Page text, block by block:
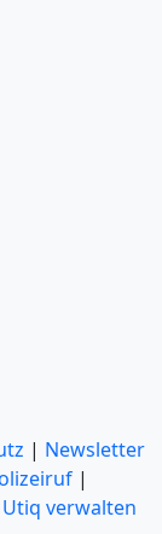
| Newsletter
|
Utiq verwalten